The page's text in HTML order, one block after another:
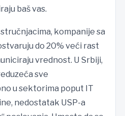
baš vas.
kompanije sa
do 20% veći rast
vrednost. U Srbiji,
sve
u sektorima poput IT
nedostatak USP-a